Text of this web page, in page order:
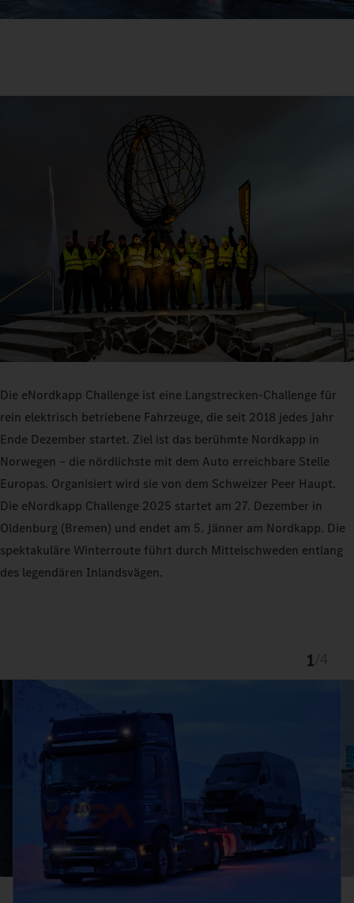
Die eNordkapp Challenge ist eine Langstrecken-Challenge für
rein elektrisch betriebene Fahrzeuge, die seit 2018 jedes Jahr
Ende Dezember startet. Ziel ist das berühmte Nordkapp in
Norwegen – die nördlichste mit dem Auto erreichbare Stelle
Europas. Organisiert wird sie von dem Schweizer Peer Haupt.
Die eNordkapp Challenge 2025 startet am 27. Dezember in
Oldenburg (Bremen) und endet am 5. Jänner am Nordkapp. Die
spektakuläre Winterroute führt durch Mittelschweden entlang
des legendären Inlandsvägen.
1